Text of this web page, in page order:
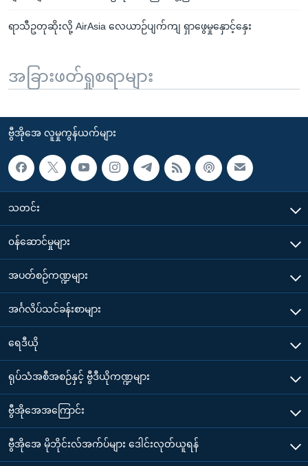
ရာသီဥတုဆိုးလို့ AirAsia လေယာဉ်ပျက်ကျ ရှာဖွေမှုနှောင့်နှေး
အခြားဖတ်ရှုစရာများ
ဗွီအိုအေ လူမှုကွန်ယက်များ
သတင်း
၀န်ဆောင်မှုများ
အပတ်စဉ်ကဏ္ဍများ
အင်္ဂလိပ်သင်ခန်းစာများ
ရေဒီယို
ရုပ်သံအစီအစဉ်နှင့် ဗွီဒီယိုကဏ္ဍများ
ဗွီအိုအေအကြောင်း
ဗွီအိုအေ မိုဘိုင်းလ်အက်ပ်များ ဒေါင်းလုတ်ယူရန်